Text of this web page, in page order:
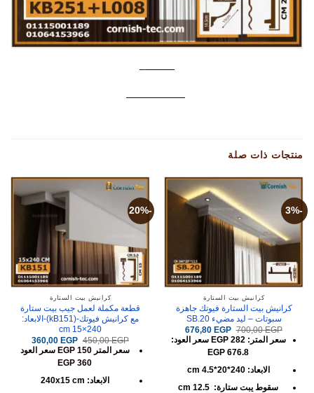
———–
——————
منتجات ذات صلة
-3%
كرانيش بيت الستارة
كرانيش بيت الستارة فيوتك جاهزة
سبوتات – ليد مضيء SB.20
700,00EGP
السعر
الأصلي
هو:
700,00 EGP.
676,80 EGP
السعر
الحالي
هو:
سعر المتر: 282 EGP سعر العود:
EGP 676.8
الابعاد: 240*20*4.5 cm
سقوط يبت ستارة: 12.5 cm
-20%
كرانيش بيت الستارة
قطعة مكملة لعمل جيب بيت ستارة
مع كرانيش فيوتك-(kB151)-الابعاد:
240×15 cm
450,00EGP
السعر
الأصلي
هو:
450,00 EGP.
360,00 EGP
السعر
الحالي
هو:
سعر المتر 150 EGP سعر العود
EGP 360
الابعاد: 240x15 cm